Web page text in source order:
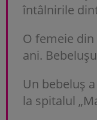
întâlnirile
O femeie
ani.
Un bebeluș
la spitalul